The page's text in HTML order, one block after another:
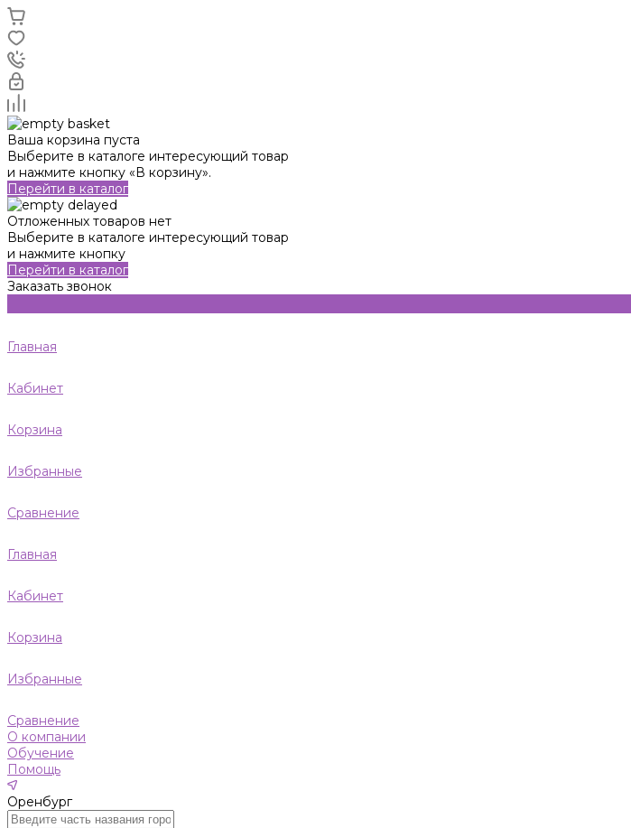
Ваша корзина пуста
Выберите в каталоге интересующий товар
и нажмите кнопку «В корзину».
Перейти в каталог
Отложенных товаров нет
Выберите в каталоге интересующий товар
и нажмите кнопку
Перейти в каталог
Заказать звонок
Главная
Кабинет
Корзина
Избранные
Сравнение
Главная
Кабинет
Корзина
Избранные
Сравнение
О компании
Обучение
Помощь
Оренбург